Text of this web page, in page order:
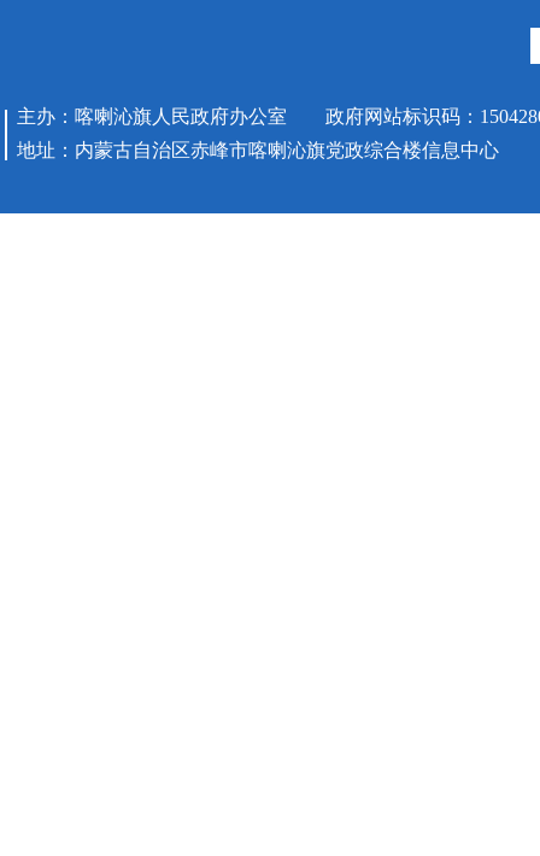
主办：喀喇沁旗人民政府办公室 政府网站标识码：
地址：内蒙古自治区赤峰市喀喇沁旗党政综合楼信息中心